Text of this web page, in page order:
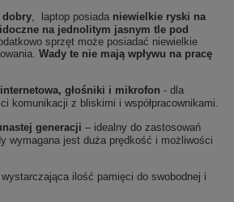
dobry, laptop posiada niewielkie ryski na
na jednolitym jasnym tle pod
sprzęt może posiadać niewielkie
Wady te nie mają wpływu na pracę
głośniki i mikrofon - dla
komunikacji z bliskimi i współpracownikami.
generacji – idealny do zastosowań
wymagana jest duża prędkość i możliwości
ilość pamięci do swobodnej i